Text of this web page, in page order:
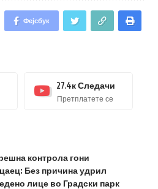
Фејсбук
27.4кСледачи
Претплатете се
контрола гони
Без причина удрил
лице во Градски парк